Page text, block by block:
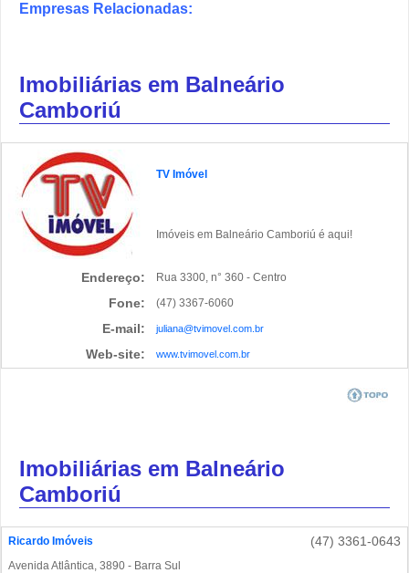
Empresas Relacionadas:
Imobiliárias em Balneário
Camboriú
TV Imóvel
Imóveis em Balneário Camboriú é aqui!
Endereço: Rua 3300, n° 360 - Centro
Fone: (47) 3367-6060
E-mail: juliana@tvimovel.com.br
Web-site: www.tvimovel.com.br
Imobiliárias em Balneário
Camboriú
Ricardo Imóveis (47) 3361-0643
Avenida Atlântica, 3890 - Barra Sul